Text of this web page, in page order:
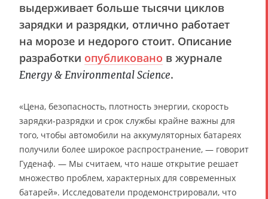
выдерживает больше тысячи циклов
зарядки и разрядки, отлично работает
на морозе и недорого стоит. Описание
разработки опубликовано в журнале
Energy & Environmental Science.
«Цена, безопасность, плотность энергии, скорость
зарядки-разрядки и срок службы крайне важны для
того, чтобы автомобили на аккумуляторных батареях
получили более широкое распространение, — говорит
Гуденаф. — Мы считаем, что наше открытие решает
множество проблем, характерных для современных
батарей». Исследователи продемонстрировали, что